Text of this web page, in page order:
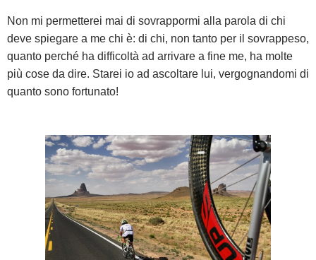
Non mi permetterei mai di sovrappormi alla parola di chi
deve spiegare a me chi è: di chi, non tanto per il sovrappeso,
quanto perché ha difficoltà ad arrivare a fine me, ha molte
più cose da dire. Starei io ad ascoltare lui, vergognandomi di
quanto sono fortunato!